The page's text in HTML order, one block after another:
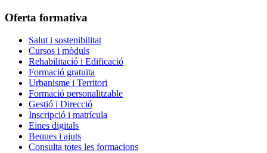
Oferta formativa
Salut i sostenibilitat
Cursos i mòduls
Rehabilitació i Edificació
Formació gratuïta
Urbanisme i Territori
Formació personalitzable
Gestió i Direcció
Inscripció i matrícula
Eines digitals
Beques i ajuts
Consulta totes les formacions